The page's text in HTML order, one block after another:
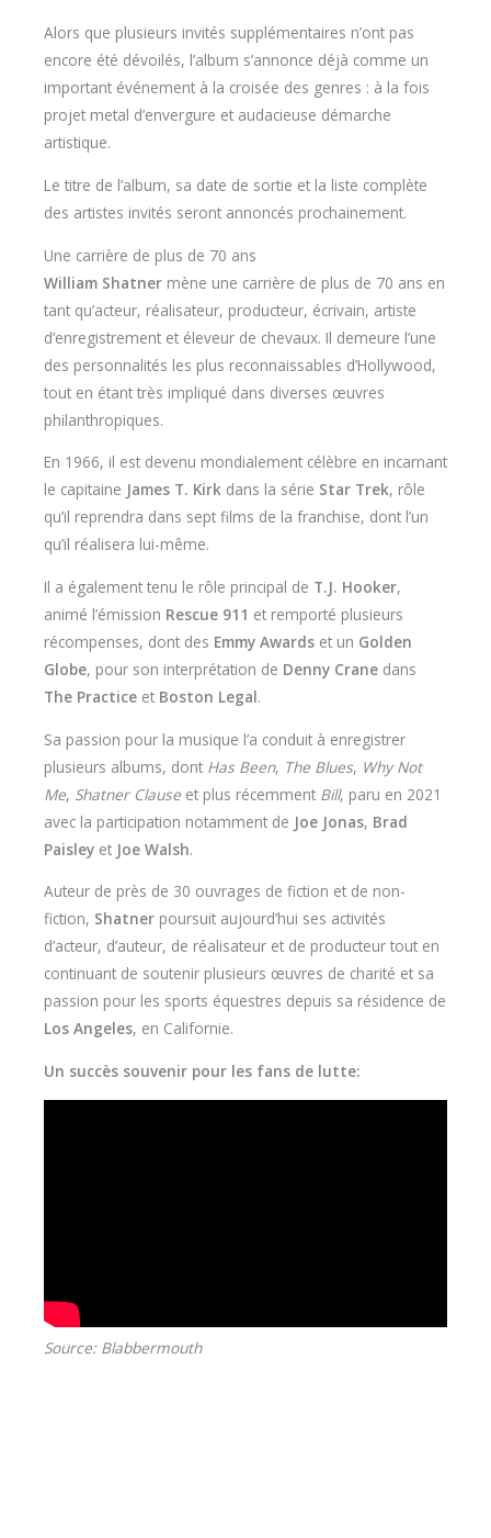
Alors que plusieurs invités supplémentaires n’ont pas
encore été dévoilés, l’album s’annonce déjà comme un
important événement à la croisée des genres : à la fois
projet metal d’envergure et audacieuse démarche
artistique.
Le titre de l’album, sa date de sortie et la liste complète
des artistes invités seront annoncés prochainement.
Une carrière de plus de 70 ans
William Shatner mène une carrière de plus de 70 ans en
tant qu’acteur, réalisateur, producteur, écrivain, artiste
d’enregistrement et éleveur de chevaux. Il demeure l’une
des personnalités les plus reconnaissables d’Hollywood,
tout en étant très impliqué dans diverses œuvres
philanthropiques.
En 1966, il est devenu mondialement célèbre en incarnant
le capitaine James T. Kirk dans la série Star Trek, rôle
qu’il reprendra dans sept films de la franchise, dont l’un
qu’il réalisera lui-même.
Il a également tenu le rôle principal de T.J. Hooker,
animé l’émission Rescue 911 et remporté plusieurs
récompenses, dont des Emmy Awards et un Golden
Globe, pour son interprétation de Denny Crane dans
The Practice et Boston Legal.
Sa passion pour la musique l’a conduit à enregistrer
plusieurs albums, dont Has Been, The Blues, Why Not
Me, Shatner Clause et plus récemment Bill, paru en 2021
avec la participation notamment de Joe Jonas, Brad
Paisley et Joe Walsh.
Auteur de près de 30 ouvrages de fiction et de non-
fiction, Shatner poursuit aujourd’hui ses activités
d’acteur, d’auteur, de réalisateur et de producteur tout en
continuant de soutenir plusieurs œuvres de charité et sa
passion pour les sports équestres depuis sa résidence de
Los Angeles, en Californie.
Un succès souvenir pour les fans de lutte:
Source: Blabbermouth